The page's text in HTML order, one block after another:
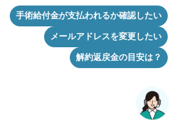
手術給付金が支払われるか確認したい
メールアドレスを変更したい
解約返戻金の目安は？